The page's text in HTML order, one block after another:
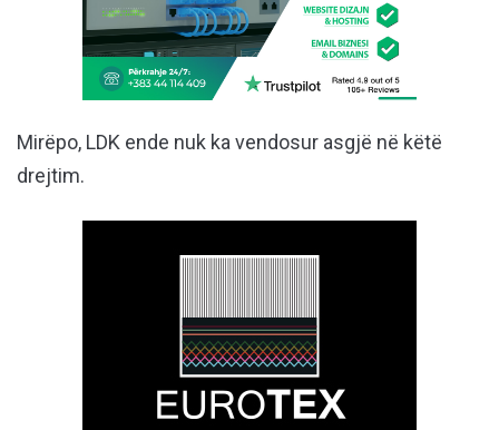
Mirëpo, LDK ende nuk ka vendosur asgjë në këtë
drejtim.